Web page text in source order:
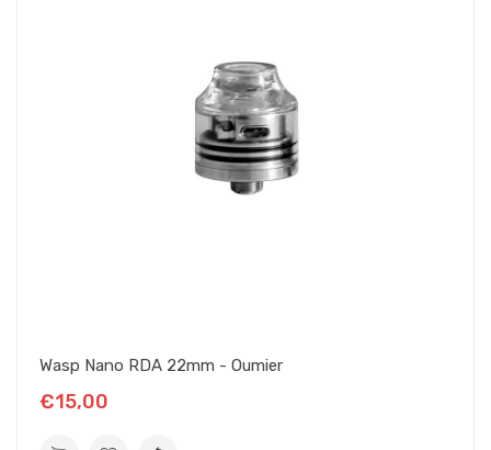
vous permettra de produire de beaux nuages de vapeur, bien
denses, et de profiter d'une saveur incroyable. C'est le choix
parfait pour les amateurs de vapotage qui apprécient les hautes
performances et le style ; faites l'expérience de la pure
satisfaction du vapotage dès aujourd'hui !
2 x 3-Core Fused Clapton Coil (26GA x 3 + 38GA / Ni80 / ID
3.5mm, 0.2ohm)
Wasp Nano RDA 22mm - Oumier
€15,00